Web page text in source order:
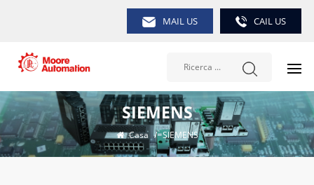
MAIL US CAIL US
SIEMENS
Casa / SIEMENS